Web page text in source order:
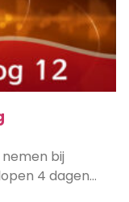
bij
4 dagen…